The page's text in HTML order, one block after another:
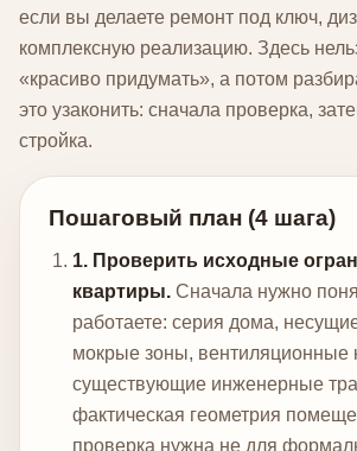
если вы делаете ремонт под ключ,
комплексную реализацию. Здесь
«красиво придумать», а потом
это узаконить: сначала проверка,
стройка.
Пошаговый план (4 шага)
1. Проверить исходные
квартиры. Сначала нужно
работаете: серия дома,
мокрые зоны, вентиляционные
существующие инженерные
фактическая геометрия
проверка нужна не для